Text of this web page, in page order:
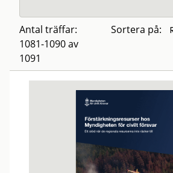
Antal träffar:
1081-1090 av
1091
Sortera på: